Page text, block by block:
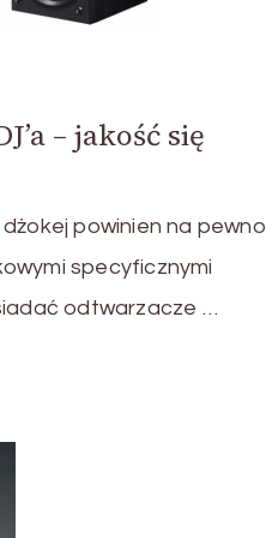
– jakość się
powinien na pewno
specyficznymi
odtwarzacze …